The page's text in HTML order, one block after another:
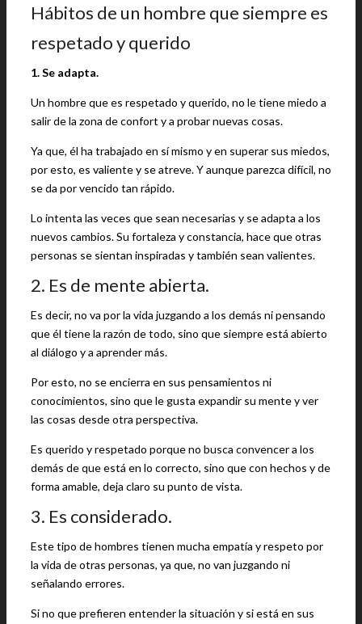
Hábitos de un hombre que siempre es
respetado y querido
1. Se adapta.
Un hombre que es respetado y querido, no le tiene miedo a
salir de la zona de confort y a probar nuevas cosas.
Ya que, él ha trabajado en sí mismo y en superar sus miedos,
por esto, es valiente y se atreve. Y aunque parezca difícil, no
se da por vencido tan rápido.
Lo intenta las veces que sean necesarias y se adapta a los
nuevos cambios. Su fortaleza y constancia, hace que otras
personas se sientan inspiradas y también sean valientes.
2. Es de mente abierta.
Es decir, no va por la vida juzgando a los demás ni pensando
que él tiene la razón de todo, sino que siempre está abierto
al diálogo y a aprender más.
Por esto, no se encierra en sus pensamientos ni
conocimientos, sino que le gusta expandir su mente y ver
las cosas desde otra perspectiva.
Es querido y respetado porque no busca convencer a los
demás de que está en lo correcto, sino que con hechos y de
forma amable, deja claro su punto de vista.
3. Es considerado.
Este tipo de hombres tienen mucha empatía y respeto por
la vida de otras personas, ya que, no van juzgando ni
señalando errores.
Si no que prefieren entender la situación y si está en sus